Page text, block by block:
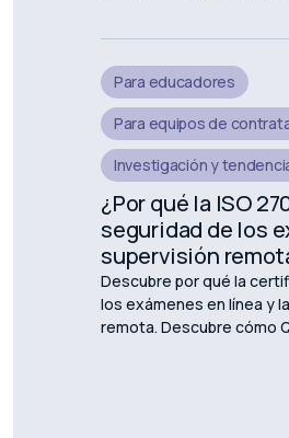
privacidad.
Para educadores
Para equipos de
Investigación y
¿Por qué la ISO
seguridad de los
supervisión
Descubre por qué la
los exámenes en línea y
remota. Descubre cómo